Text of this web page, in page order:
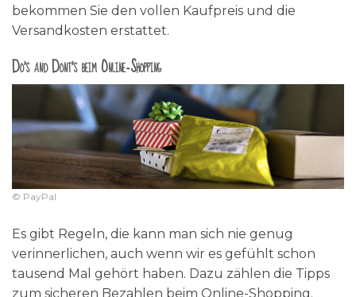
bekommen Sie den vollen Kaufpreis und die
Versandkosten erstattet.
Do’s and Dont’s beim Online-Shopping
© PayPal
Es gibt Regeln, die kann man sich nie genug
verinnerlichen, auch wenn wir es gefühlt schon
tausend Mal gehört haben. Dazu zählen die Tipps
zum sicheren Bezahlen beim Online-Shopping.